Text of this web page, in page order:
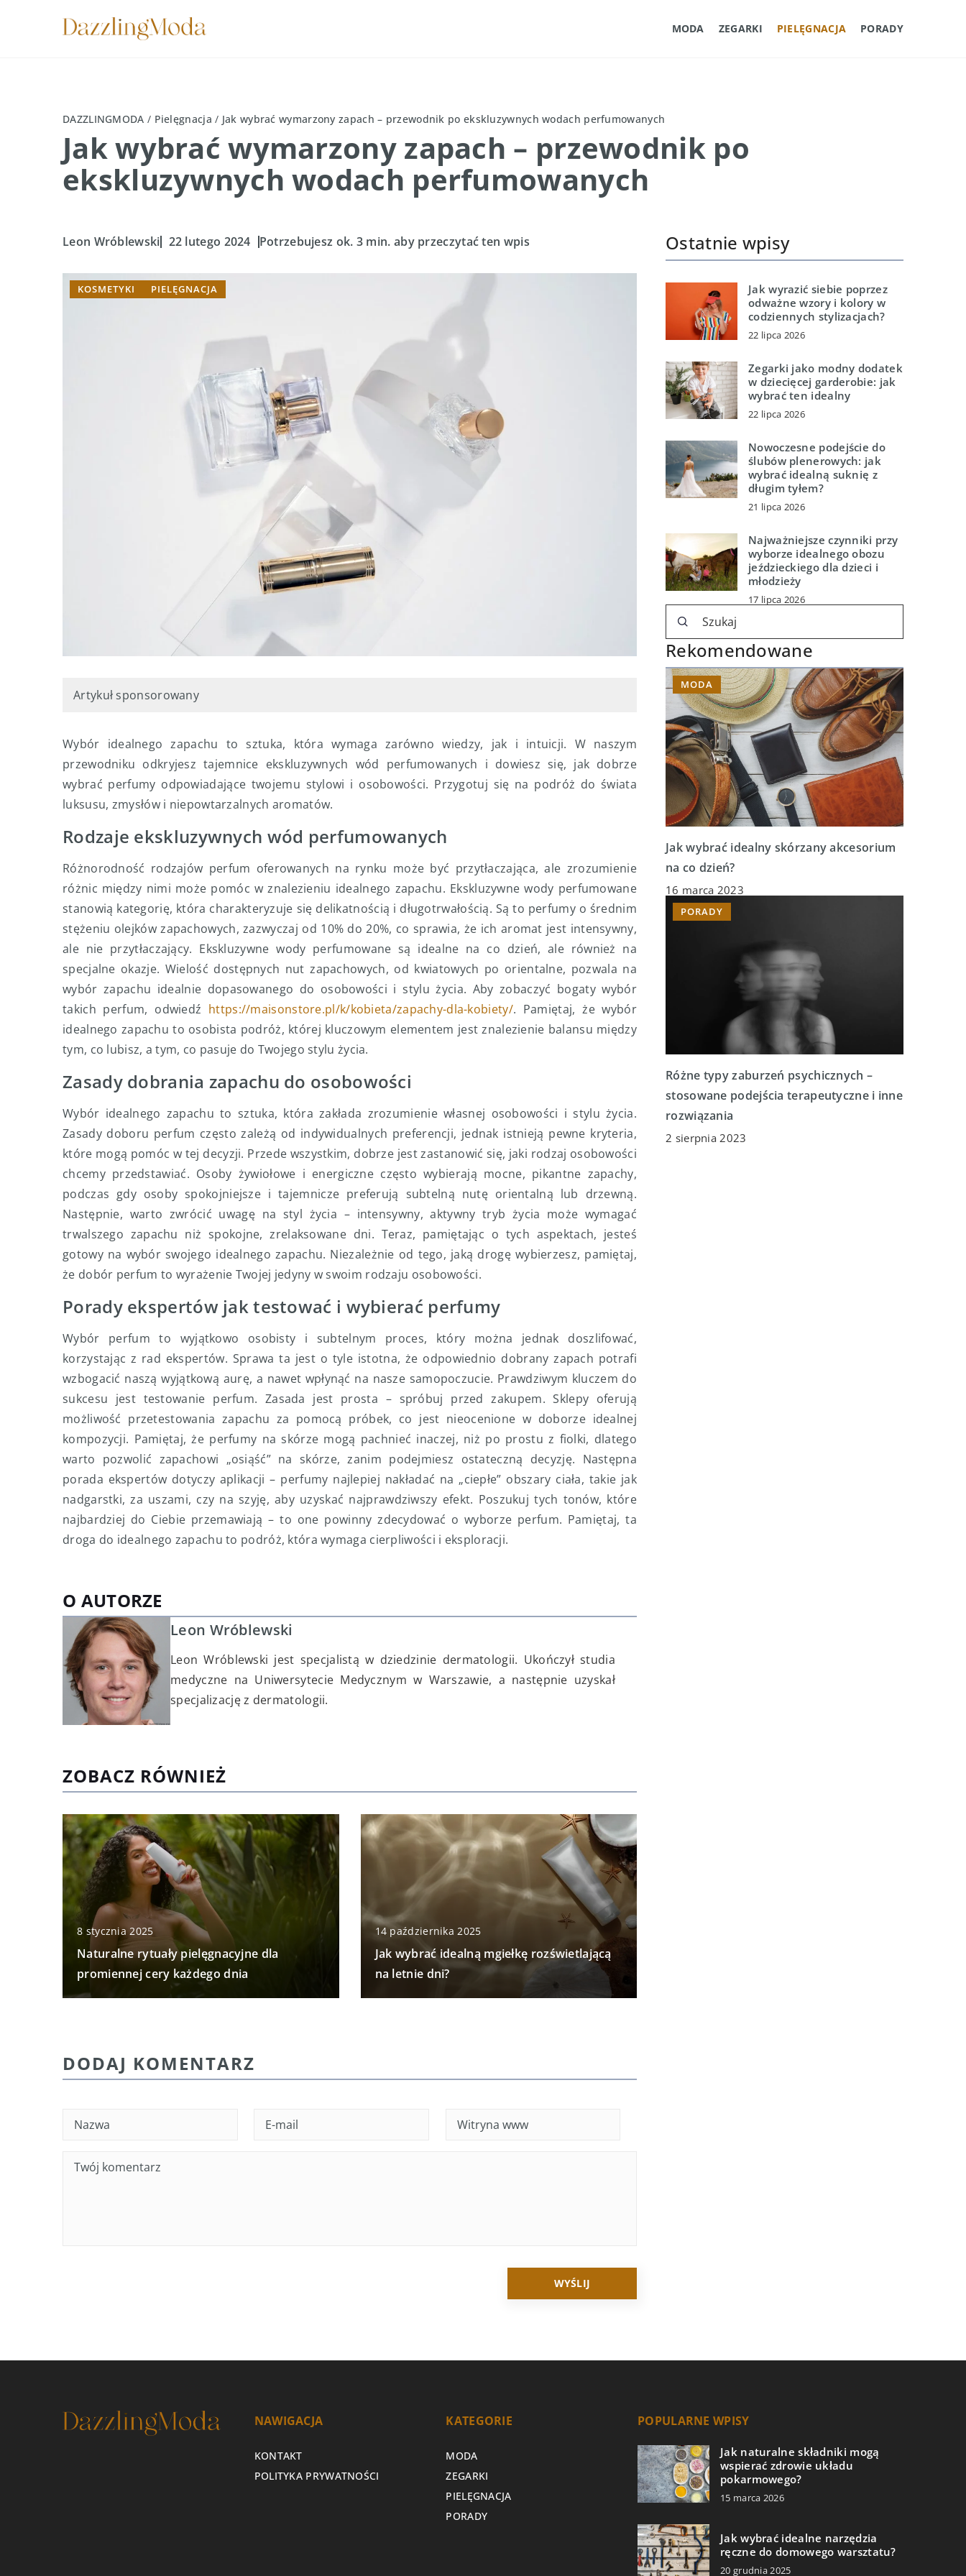
MODA ZEGARKI PIELĘGNACJA PORADY
DAZZLINGMODA / Pielęgnacja / Jak wybrać wymarzony zapach – przewodnik po ekskluzywnych wodach perfumowanych
Jak wybrać wymarzony zapach – przewodnik po
ekskluzywnych wodach perfumowanych
Leon Wróblewski 22 lutego 2024 Potrzebujesz ok. 3 min. aby przeczytać ten wpis
KOSMETYKI PIELĘGNACJA
Artykuł sponsorowany
Wybór idealnego zapachu to sztuka, która wymaga zarówno wiedzy, jak i intuicji. W naszym
przewodniku odkryjesz tajemnice ekskluzywnych wód perfumowanych i dowiesz się, jak dobrze
wybrać perfumy odpowiadające twojemu stylowi i osobowości. Przygotuj się na podróż do świata
luksusu, zmysłów i niepowtarzalnych aromatów.
Rodzaje ekskluzywnych wód perfumowanych
Różnorodność rodzajów perfum oferowanych na rynku może być przytłaczająca, ale zrozumienie
różnic między nimi może pomóc w znalezieniu idealnego zapachu. Ekskluzywne wody perfumowane
stanowią kategorię, która charakteryzuje się delikatnością i długotrwałością. Są to perfumy o średnim
stężeniu olejków zapachowych, zazwyczaj od 10% do 20%, co sprawia, że ich aromat jest intensywny,
ale nie przytłaczający. Ekskluzywne wody perfumowane są idealne na co dzień, ale również na
specjalne okazje. Wielość dostępnych nut zapachowych, od kwiatowych po orientalne, pozwala na
wybór zapachu idealnie dopasowanego do osobowości i stylu życia. Aby zobaczyć bogaty wybór
takich perfum, odwiedź https://maisonstore.pl/k/kobieta/zapachy-dla-kobiety/. Pamiętaj, że wybór
idealnego zapachu to osobista podróż, której kluczowym elementem jest znalezienie balansu między
tym, co lubisz, a tym, co pasuje do Twojego stylu życia.
Zasady dobrania zapachu do osobowości
Wybór idealnego zapachu to sztuka, która zakłada zrozumienie własnej osobowości i stylu życia.
Zasady doboru perfum często zależą od indywidualnych preferencji, jednak istnieją pewne kryteria,
które mogą pomóc w tej decyzji. Przede wszystkim, dobrze jest zastanowić się, jaki rodzaj osobowości
chcemy przedstawiać. Osoby żywiołowe i energiczne często wybierają mocne, pikantne zapachy,
podczas gdy osoby spokojniejsze i tajemnicze preferują subtelną nutę orientalną lub drzewną.
Następnie, warto zwrócić uwagę na styl życia – intensywny, aktywny tryb życia może wymagać
trwalszego zapachu niż spokojne, zrelaksowane dni. Teraz, pamiętając o tych aspektach, jesteś
gotowy na wybór swojego idealnego zapachu. Niezależnie od tego, jaką drogę wybierzesz, pamiętaj,
że dobór perfum to wyrażenie Twojej jedyny w swoim rodzaju osobowości.
Porady ekspertów jak testować i wybierać perfumy
Wybór perfum to wyjątkowo osobisty i subtelnym proces, który można jednak doszlifować,
korzystając z rad ekspertów. Sprawa ta jest o tyle istotna, że odpowiednio dobrany zapach potrafi
wzbogacić naszą wyjątkową aurę, a nawet wpłynąć na nasze samopoczucie. Prawdziwym kluczem do
sukcesu jest testowanie perfum. Zasada jest prosta – spróbuj przed zakupem. Sklepy oferują
możliwość przetestowania zapachu za pomocą próbek, co jest nieocenione w doborze idealnej
kompozycji. Pamiętaj, że perfumy na skórze mogą pachnieć inaczej, niż po prostu z fiolki, dlatego
warto pozwolić zapachowi „osiąść” na skórze, zanim podejmiesz ostateczną decyzję. Następna
porada ekspertów dotyczy aplikacji – perfumy najlepiej nakładać na „ciepłe” obszary ciała, takie jak
nadgarstki, za uszami, czy na szyję, aby uzyskać najprawdziwszy efekt. Poszukuj tych tonów, które
najbardziej do Ciebie przemawiają – to one powinny zdecydować o wyborze perfum. Pamiętaj, ta
droga do idealnego zapachu to podróż, która wymaga cierpliwości i eksploracji.
O AUTORZE
Leon Wróblewski
Leon Wróblewski jest specjalistą w dziedzinie dermatologii. Ukończył studia
medyczne na Uniwersytecie Medycznym w Warszawie, a następnie uzyskał
specjalizację z dermatologii.
ZOBACZ RÓWNIEŻ
8 stycznia 2025
Naturalne rytuały pielęgnacyjne dla
promiennej cery każdego dnia
14 października 2025
Jak wybrać idealną mgiełkę rozświetlającą
na letnie dni?
Ostatnie wpisy
Jak wyrazić siebie poprzez
odważne wzory i kolory w
codziennych stylizacjach?
22 lipca 2026
Zegarki jako modny dodatek
w dziecięcej garderobie: jak
wybrać ten idealny
22 lipca 2026
Nowoczesne podejście do
ślubów plenerowych: jak
wybrać idealną suknię z
długim tyłem?
21 lipca 2026
Najważniejsze czynniki przy
wyborze idealnego obozu
jeździeckiego dla dzieci i
młodzieży
17 lipca 2026
Rekomendowane
MODA
Jak wybrać idealny skórzany akcesorium
na co dzień?
16 marca 2023
PORADY
Różne typy zaburzeń psychicznych –
stosowane podejścia terapeutyczne i inne
rozwiązania
2 sierpnia 2023
DODAJ KOMENTARZ
NAWIGACJA
KONTAKT
POLITYKA PRYWATNOŚCI
KATEGORIE
MODA
ZEGARKI
PIELĘGNACJA
PORADY
POPULARNE WPISY
Jak naturalne składniki mogą
wspierać zdrowie układu
pokarmowego?
15 marca 2026
Jak wybrać idealne narzędzia
ręczne do domowego warsztatu?
20 grudnia 2025